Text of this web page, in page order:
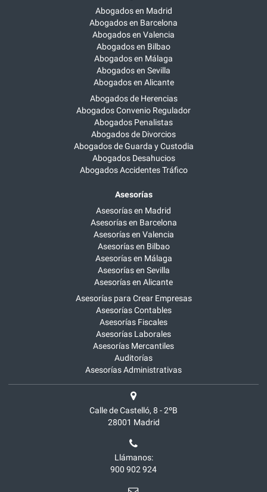
Abogados en Madrid
Abogados en Barcelona
Abogados en Valencia
Abogados en Bilbao
Abogados en Málaga
Abogados en Sevilla
Abogados en Alicante
Abogados de Herencias
Abogados Convenio Regulador
Abogados Penalistas
Abogados de Divorcios
Abogados de Guarda y Custodia
Abogados Desahucios
Abogados Accidentes Tráfico
Asesorías
Asesorías en Madrid
Asesorías en Barcelona
Asesorías en Valencia
Asesorías en Bilbao
Asesorías en Málaga
Asesorías en Sevilla
Asesorías en Alicante
Asesorías para Crear Empresas
Asesorías Contables
Asesorías Fiscales
Asesorías Laborales
Asesorías Mercantiles
Auditorías
Asesorías Administrativas
Calle de Castelló, 8 - 2ºB
28001 Madrid
Llámanos:
900 902 924